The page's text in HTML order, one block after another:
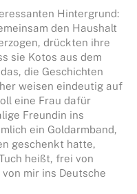
Hintergrund:
den Haushalt
drückten ihre
sie Kotos aus dem
die Geschichten
weisen eindeutig auf
eine Frau dafür
Freundin ins
ein Goldarmband,
geschenkt hatte,
heißt, frei von
mir ins Deutsche